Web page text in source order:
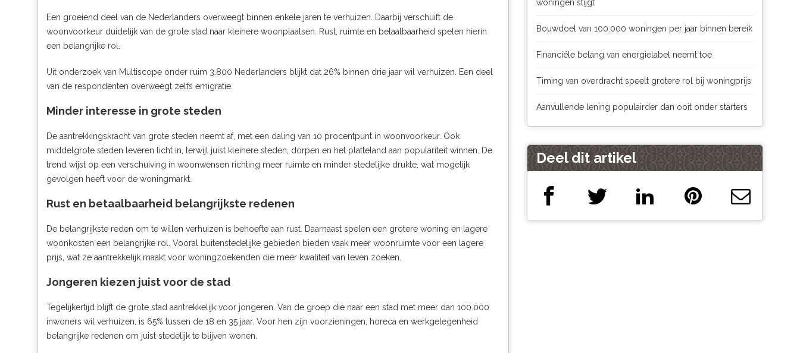
Een groeiend deel van de Nederlanders overweegt binnen enkele jaren te verhuizen. Daarbij verschuift de
woonvoorkeur duidelijk van de grote stad naar kleinere woonplaatsen. Rust, ruimte en betaalbaarheid spelen hierin
een belangrijke rol.
Uit onderzoek van Multiscope onder ruim 3.800 Nederlanders blijkt dat 26% binnen drie jaar wil verhuizen. Een deel
van de respondenten overweegt zelfs emigratie.
Minder interesse in grote steden
De aantrekkingskracht van grote steden neemt af, met een daling van 10 procentpunt in woonvoorkeur. Ook
middelgrote steden leveren licht in, terwijl juist kleinere steden, dorpen en het platteland aan populariteit winnen. De
trend wijst op een verschuiving in woonwensen richting meer ruimte en minder stedelijke drukte, wat mogelijk
gevolgen heeft voor de woningmarkt.
Rust en betaalbaarheid belangrijkste redenen
De belangrijkste reden om te willen verhuizen is behoefte aan rust. Daarnaast spelen een grotere woning en lagere
woonkosten een belangrijke rol. Vooral buitenstedelijke gebieden bieden vaak meer woonruimte voor een lagere
prijs, wat ze aantrekkelijk maakt voor woningzoekenden die meer kwaliteit van leven zoeken.
Jongeren kiezen juist voor de stad
Tegelijkertijd blijft de grote stad aantrekkelijk voor jongeren. Van de groep die naar een stad met meer dan 100.000
inwoners wil verhuizen, is 65% tussen de 18 en 35 jaar. Voor hen zijn voorzieningen, horeca en werkgelegenheid
belangrijke redenen om juist stedelijk te blijven wonen.
woningen stijgt
Bouwdoel van 100.000 woningen per jaar binnen bereik
Financiële belang van energielabel neemt toe
Timing van overdracht speelt grotere rol bij woningprijs
Aanvullende lening populairder dan ooit onder starters
Deel dit artikel